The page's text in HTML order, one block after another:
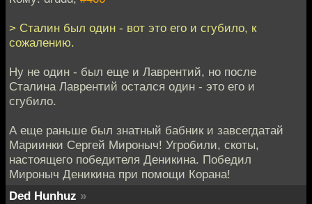
> Сталин был один - вот это его и сгубило, к
сожалению.
Ну не один - был еще и Лаврентий, но после
Сталина Лаврентий остался один - это его и
сгубило.
А еще раньше был знатный бабник и завсегдатай
Мариинки Сергей Мироныч! Угробили, скоты,
настоящего победителя Деникина. Победил
Мироныч Деникина при помощи Корана!
Ded Hunhuz »